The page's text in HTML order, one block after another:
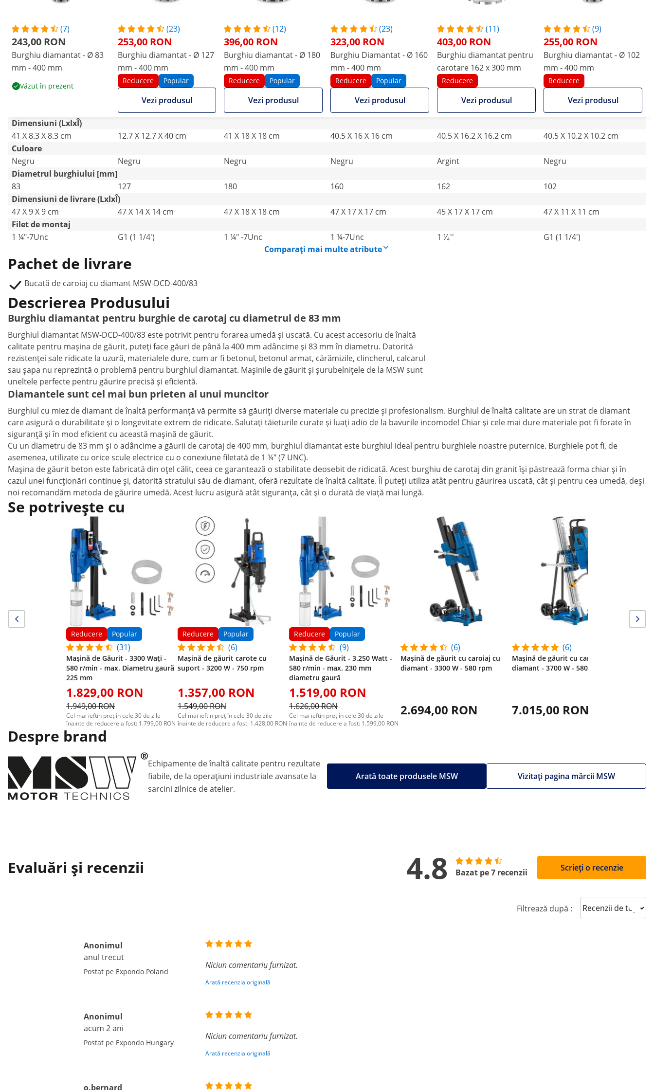
(7)
243,00 RON
Burghiu diamantat - Ø 83
mm - 400 mm
Văzut în prezent
(23)
253,00 RON
Burghiu diamantat - Ø 127
mm - 400 mm
Reducere Popular
Vezi produsul
(12)
396,00 RON
Burghiu diamantat - Ø 180
mm - 400 mm
Reducere Popular
Vezi produsul
(23)
323,00 RON
Burghiu Diamantat - Ø 160
mm - 400 mm
Reducere Popular
Vezi produsul
(11)
403,00 RON
Burghiu diamantat pentru
carotare 162 x 300 mm
Reducere
Vezi produsul
(9)
255,00 RON
Burghiu diamantat - Ø 102
mm - 400 mm
Reducere
Vezi produsul
Dimensiuni (LxlxÎ)
41 X 8.3 X 8.3 cm
12.7 X 12.7 X 40 cm 41 X 18 X 18 cm 40.5 X 16 X 16 cm 40.5 X 16.2 X 16.2 cm
40.5 X 10.2 X 10.2 cm
Culoare
Negru
Negru Negru Negru Argint
Negru
Diametrul burghiului [mm]
83
127 180 160 162
102
Dimensiuni de livrare (LxlxÎ)
47 X 9 X 9 cm
47 X 14 X 14 cm 47 X 18 X 18 cm 47 X 17 X 17 cm 45 X 17 X 17 cm
47 X 11 X 11 cm
Filet de montaj
1 ¼"-7Unc
G1 (1 1/4') 1 ¼" -7Unc 1 ¼-7Unc 1 ⅟₄''
G1 (1 1/4')
Comparați mai multe atribute
Pachet de livrare
Bucată de caroiaj cu diamant MSW-DCD-400/83
Descrierea Produsului
Burghiu diamantat pentru burghie de carotaj cu diametrul de 83 mm
Burghiul diamantat MSW-DCD-400/83 este potrivit pentru forarea umedă și uscată. Cu acest accesoriu de înaltă
calitate pentru mașina de găurit, puteți face găuri de până la 400 mm adâncime și 83 mm în diametru. Datorită
rezistenței sale ridicate la uzură, materialele dure, cum ar fi betonul, betonul armat, cărămizile, clincherul, calcarul
sau șapa nu reprezintă o problemă pentru burghiul diamantat. Mașinile de găurit și șurubelnițele de la MSW sunt
uneltele perfecte pentru găurire precisă și eficientă.
Diamantele sunt cel mai bun prieten al unui muncitor
Burghiul cu miez de diamant de înaltă performanță vă permite să găuriți diverse materiale cu precizie și profesionalism. Burghiul de înaltă calitate are un strat de diamant
care asigură o durabilitate și o longevitate extrem de ridicate. Salutați tăieturile curate și luați adio de la bavurile incomode! Chiar și cele mai dure materiale pot fi forate în
siguranță și în mod eficient cu această mașină de găurit.
Cu un diametru de 83 mm și o adâncime a găurii de carotaj de 400 mm, burghiul diamantat este burghiul ideal pentru burghiele noastre puternice. Burghiele pot fi, de
asemenea, utilizate cu orice scule electrice cu o conexiune filetată de 1 ¼" (7 UNC).
Mașina de găurit beton este fabricată din oțel călit, ceea ce garantează o stabilitate deosebit de ridicată. Acest burghiu de carotaj din granit își păstrează forma chiar și în
cazul unei funcționări continue și, datorită stratului său de diamant, oferă rezultate de înaltă calitate. Îl puteți utiliza atât pentru găurirea uscată, cât și pentru cea umedă, deși
noi recomandăm metoda de găurire umedă. Acest lucru asigură atât siguranța, cât și o durată de viață mai lungă.
Se potrivește cu
Reducere Popular
(31)
Mașină de Găurit - 3300 Wați -
580 r/min - max. Diametru gaură
225 mm
1.829,00 RON
1.949,00 RON
Cel mai ieftin preț în cele 30 de zile
înainte de reducere a fost: 1.799,00 RON
Reducere Popular
(6)
Mașină de găurit carote cu
suport - 3200 W - 750 rpm
1.357,00 RON
1.549,00 RON
Cel mai ieftin preț în cele 30 de zile
înainte de reducere a fost: 1.428,00 RON
Reducere Popular
(9)
Mașină de Găurit - 3.250 Watt -
580 r/min - max. 230 mm
diametru gaură
1.519,00 RON
1.626,00 RON
Cel mai ieftin preț în cele 30 de zile
înainte de reducere a fost: 1.599,00 RON
(6)
Mașină de găurit cu caroiaj cu
diamant - 3300 W - 580 rpm
2.694,00 RON
(6)
Mașină de găurit cu caroiaj cu
diamant - 3700 W - 580rpm
7.015,00 RON
Despre brand
Echipamente de înaltă calitate pentru rezultate
fiabile, de la operațiuni industriale avansate la
sarcini zilnice de atelier.
Vizitați pagina mărcii MSW
Arată toate produsele MSW
Evaluări și recenzii 4.8 Bazat pe 7 recenzii Scrieți o recenzie
Filtrează după : Sort reviews
Anonimul
anul trecut
Postat pe Expondo Poland
Niciun comentariu furnizat.
Arată recenzia originală
Anonimul
acum 2 ani
Postat pe Expondo Hungary
Niciun comentariu furnizat.
Arată recenzia originală
o.bernard